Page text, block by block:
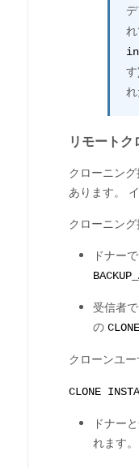
デ
す
リモート
クローニン
あります。
クローニン
ドナー
受信者
の
クローンユ
CLONE
ドナー
れます。